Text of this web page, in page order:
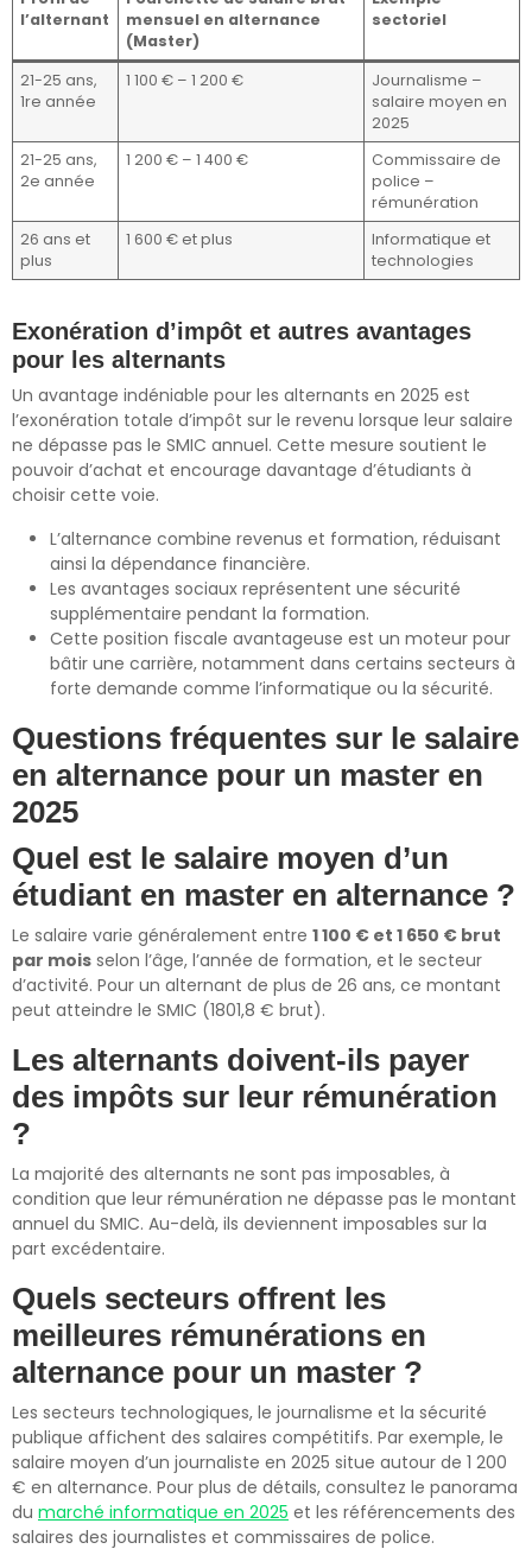
l’alternant
mensuel en alternance
(Master)
sectoriel
21-25 ans,
1re année
1 100 € – 1 200 €
Journalisme –
salaire moyen en
2025
21-25 ans,
2e année
1 200 € – 1 400 €
Commissaire de
police –
rémunération
26 ans et
plus
1 600 € et plus
Informatique et
technologies
Exonération d’impôt et autres avantages
pour les alternants
Un avantage indéniable pour les alternants en 2025 est
l’exonération totale d’impôt sur le revenu lorsque leur salaire
ne dépasse pas le SMIC annuel. Cette mesure soutient le
pouvoir d’achat et encourage davantage d’étudiants à
choisir cette voie.
L’alternance combine revenus et formation, réduisant
ainsi la dépendance financière.
Les avantages sociaux représentent une sécurité
supplémentaire pendant la formation.
Cette position fiscale avantageuse est un moteur pour
bâtir une carrière, notamment dans certains secteurs à
forte demande comme l’informatique ou la sécurité.
Questions fréquentes sur le salaire
en alternance pour un master en
2025
Quel est le salaire moyen d’un
étudiant en master en alternance ?
Le salaire varie généralement entre 1 100 € et 1 650 € brut
par mois selon l’âge, l’année de formation, et le secteur
d’activité. Pour un alternant de plus de 26 ans, ce montant
peut atteindre le SMIC (1801,8 € brut).
Les alternants doivent-ils payer
des impôts sur leur rémunération
?
La majorité des alternants ne sont pas imposables, à
condition que leur rémunération ne dépasse pas le montant
annuel du SMIC. Au-delà, ils deviennent imposables sur la
part excédentaire.
Quels secteurs offrent les
meilleures rémunérations en
alternance pour un master ?
Les secteurs technologiques, le journalisme et la sécurité
publique affichent des salaires compétitifs. Par exemple, le
salaire moyen d’un journaliste en 2025 situe autour de 1 200
€ en alternance. Pour plus de détails, consultez le panorama
du marché informatique en 2025 et les référencements des
salaires des journalistes et commissaires de police.